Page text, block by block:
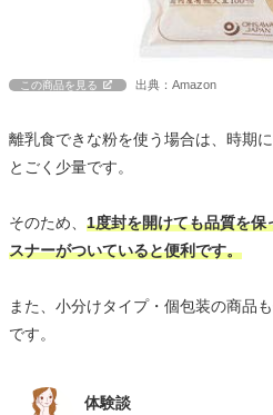
この商品を見る 出典：Amazon
離乳食できな粉を使う場合は、時期
とごく少量です。
そのため、 1度封を開けても品質を
スナーがついていると便利です。
また、小分けタイプ・個包装の商品
です。
体験談